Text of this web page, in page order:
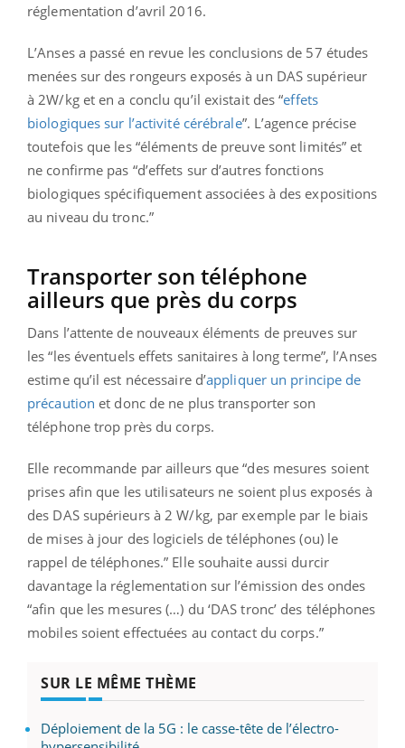
réglementation d’avril 2016.
L’Anses a passé en revue les conclusions de 57 études
menées sur des rongeurs exposés à un DAS supérieur
à 2W/kg et en a conclu qu’il existait des “effets
biologiques sur l’activité cérébrale”. L’agence précise
toutefois que les “éléments de preuve sont limités” et
ne confirme pas “d’effets sur d’autres fonctions
biologiques spécifiquement associées à des expositions
au niveau du tronc.”
Transporter son téléphone
ailleurs que près du corps
Dans l’attente de nouveaux éléments de preuves sur
les “les éventuels effets sanitaires à long terme”, l’Anses
estime qu’il est nécessaire d’appliquer un principe de
précaution et donc de ne plus transporter son
téléphone trop près du corps.
Elle recommande par ailleurs que “des mesures soient
prises afin que les utilisateurs ne soient plus exposés à
des DAS supérieurs à 2 W/kg, par exemple par le biais
de mises à jour des logiciels de téléphones (ou) le
rappel de téléphones.” Elle souhaite aussi durcir
davantage la réglementation sur l’émission des ondes
“afin que les mesures (…) du ‘DAS tronc’ des téléphones
mobiles soient effectuées au contact du corps.”
SUR LE MÊME THÈME
Déploiement de la 5G : le casse-tête de l’électro-